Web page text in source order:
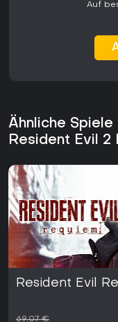
Auf
Ähnliche Spiele
Resident Evil 2
Resident Evil
69,07 €